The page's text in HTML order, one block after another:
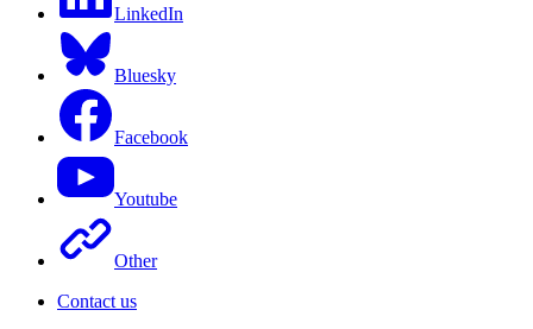
LinkedIn
Bluesky
Facebook
Youtube
Other
Contact us